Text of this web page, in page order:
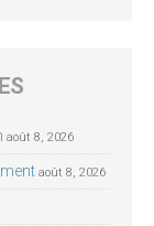
août 8, 2026
août 8, 2026